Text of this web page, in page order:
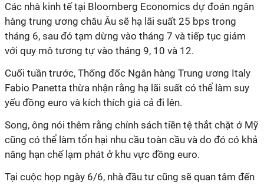
Các nhà kinh tế tại Bloomberg Economics dự đoán ngân
hàng trung ương châu Âu sẽ hạ lãi suất 25 bps trong
tháng 6, sau đó tạm dừng vào tháng 7 và tiếp tục giảm
với quy mô tương tự vào tháng 9, 10 và 12.
Cuối tuần trước, Thống đốc Ngân hàng Trung ương Italy
Fabio Panetta thừa nhận rằng hạ lãi suất có thể làm suy
yếu đồng euro và kích thích giá cả đi lên.
Song, ông nói thêm rằng chính sách tiền tệ thắt chặt ở Mỹ
cũng có thể làm tổn hại nhu cầu toàn cầu và do đó có khả
năng hạn chế lạm phát ở khu vực đồng euro.
Tại cuộc họp ngày 6/6, nhà đầu tư cũng sẽ quan tâm đến